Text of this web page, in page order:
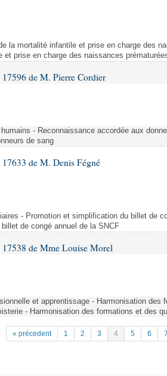
la mortalité infantile et prise en charge des
et prise en charge des naissances
17596 de M. Pierre Cordier
- Reconnaissance accordée aux
de sang
17633 de M. Denis Fégné
- Promotion et simplification du billet de
de congé annuel de la SNCF
17538 de Mme Louise Morel
et apprentissage - Harmonisation des
- Harmonisation des formations et des
« précedent 1 2 3 4 5 6